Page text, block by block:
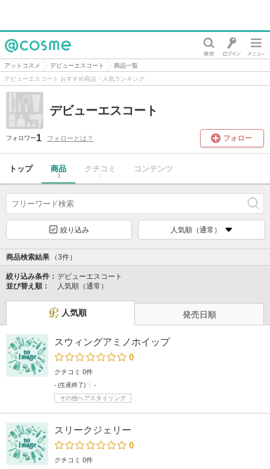
@cosme
アットコスメ デビューエスコート
商品一覧
デビューエスコート おすすめ商品・人気ランキング
デビューエスコート
フォロワー1 フォローとは？ フォロー
トップ 商品
3
クチコミ
0
コンテンツ
絞り込み 人気順（通常）
商品検索結果 （3件）
絞り込み条件： デビューエスコート
並び替え順：
人気順（通常）
人気順 発売日順
スウィングアミノホイップ
0
クチコミ 0件
- (生産終了)
-
その他ヘアスタイリング
スリークジェリー
0
クチコミ 0件